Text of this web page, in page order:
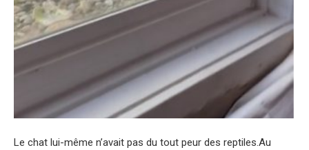
Le chat lui-même n’avait pas du tout peur des reptiles.Au